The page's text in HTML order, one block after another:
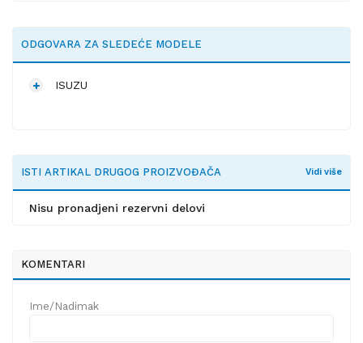
ODGOVARA ZA SLEDEĆE MODELE
ISUZU
ISTI ARTIKAL DRUGOG PROIZVOĐAČA Vidi više
Nisu pronadjeni rezervni delovi
KOMENTARI
Ime/Nadimak